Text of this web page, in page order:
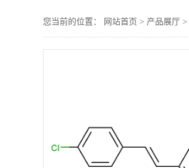
您当前的位置： 网站首页 > 产品展厅 >